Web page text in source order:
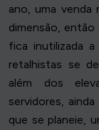
ano, uma venda
dimensão, então
fica inutilizada
retalhistas se
além dos
servidores,
que se planeie,